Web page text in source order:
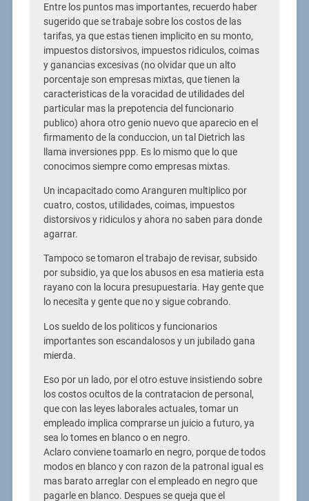
Entre los puntos mas importantes, recuerdo haber
sugerido que se trabaje sobre los costos de las
tarifas, ya que estas tienen implicito en su monto,
impuestos distorsivos, impuestos ridiculos, coimas
y ganancias excesivas (no olvidar que un alto
porcentaje son empresas mixtas, que tienen la
caracteristicas de la voracidad de utilidades del
particular mas la prepotencia del funcionario
publico) ahora otro genio nuevo que aparecio en el
firmamento de la conduccion, un tal Dietrich las
llama inversiones ppp. Es lo mismo que lo que
conocimos siempre como empresas mixtas.
Un incapacitado como Aranguren multiplico por
cuatro, costos, utilidades, coimas, impuestos
distorsivos y ridiculos y ahora no saben para donde
agarrar.
Tampoco se tomaron el trabajo de revisar, subsido
por subsidio, ya que los abusos en esa matieria esta
rayano con la locura presupuestaria. Hay gente que
lo necesita y gente que no y sigue cobrando.
Los sueldo de los politicos y funcionarios
importantes son escandalosos y un jubilado gana
mierda.
Eso por un lado, por el otro estuve insistiendo sobre
los costos ocultos de la contratacion de personal,
que con las leyes laborales actuales, tomar un
empleado implica comprarse un juicio a futuro, ya
sea lo tomes en blanco o en negro.
Aclaro conviene toamarlo en negro, porque de todos
modos en blanco y con razon de la patronal igual es
mas barato arreglar con el empleado en negro que
pagarle en blanco. Despues se queja que el